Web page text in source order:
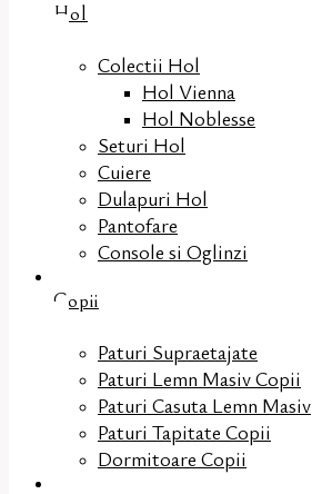
Hol
Colectii Hol
Hol Vienna
Hol Noblesse
Seturi Hol
Cuiere
Dulapuri Hol
Pantofare
Console si Oglinzi
Copii
Paturi Supraetajate
Paturi Lemn Masiv Copii
Paturi Casuta Lemn Masiv
Paturi Tapitate Copii
Dormitoare Copii